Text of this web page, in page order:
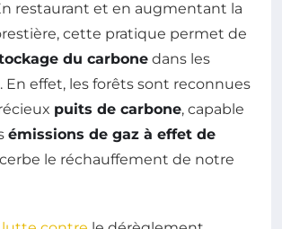
restaurant et en augmentant la
cette pratique permet de
du carbone dans les
En effet, les forêts sont reconnues
puits de carbone, capable
émissions de gaz à effet de
le réchauffement de notre